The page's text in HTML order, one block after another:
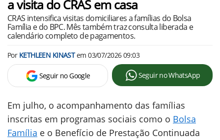
a visita do CRAS em casa
CRAS intensifica visitas domiciliares a famílias do Bolsa
Família e do BPC. Mês também traz consulta liberada e
calendário completo de pagamentos.
Por KETHLEEN KINASTem03/07/2026 09:03
Seguir no Google Seguir no WhatsApp
Em julho, o acompanhamento das famílias
inscritas em programas sociais como o Bolsa
Família e o Benefício de Prestação Continuada